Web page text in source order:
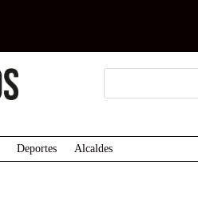
Deportes Alcaldes